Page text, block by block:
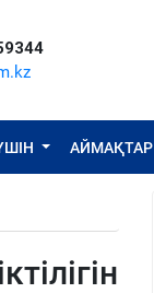
АЙМАҚТАР